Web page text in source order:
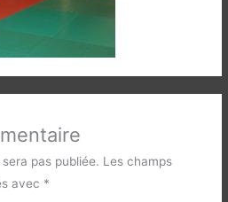
pas publiée. Les champs
avec *